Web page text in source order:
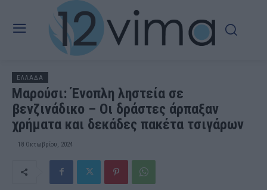
ΕΛΛΑΔΑ
Μαρούσι: Ένοπλη ληστεία σε
βενζινάδικο – Οι δράστες άρπαξαν
χρήματα και δεκάδες πακέτα τσιγάρων
18 Οκτωβρίου, 2024